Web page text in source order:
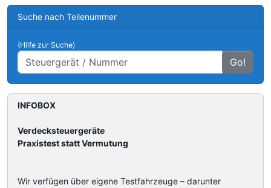
Suche nach Teilenummer
(Hilfe zur Suche)
Go!
INFOBOX
Verdecksteuergeräte
Praxistest statt Vermutung
Wir verfügen über eigene Testfahrzeuge – darunter